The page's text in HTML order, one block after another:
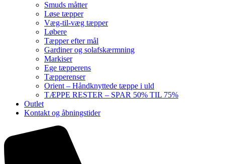
Smuds måtter
Løse tæpper
Væg-til-væg tæpper
Løbere
Tæpper efter mål
Gardiner og solafskærmning
Markiser
Ege tæpperens
Tæpperenser
Orient – Håndknyttede tæppe i uld
TÆPPE RESTER – SPAR 50% TIL 75%
Outlet
Kontakt og åbningstider